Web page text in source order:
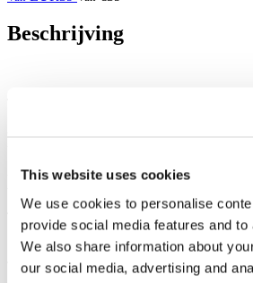
This website uses cookies
We use cookies to personalise
provide social media features and
We also share information about
our social media, advertising and
Beschrijving
Delen
Totaal tickets:100EUR